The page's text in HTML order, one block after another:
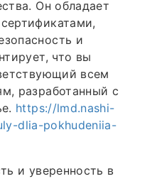
Он обладает
и
что вы
всем
разработанный с
https://lmd.nashi-
dlia-pokhudeniia-
и уверенность в